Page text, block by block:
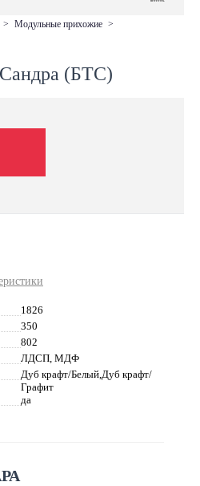
> модульные прихожие >
(БТС)
1826
350
802
ЛДСП, МДФ
Дуб крафт/Белый,Дуб крафт/
Графит
да